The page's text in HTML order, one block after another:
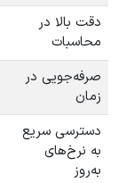
دقت بالا در
محاسبات
صرفه‌جویی در
زمان
دسترسی سریع
به نرخ‌های
به‌روز